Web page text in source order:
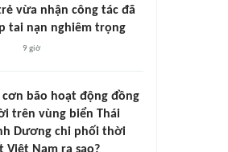
vừa nhận công tác đã
tai nạn nghiêm trọng
9 giờ
cơn bão hoạt động đồng
trên vùng biển Thái
Dương chi phối thời